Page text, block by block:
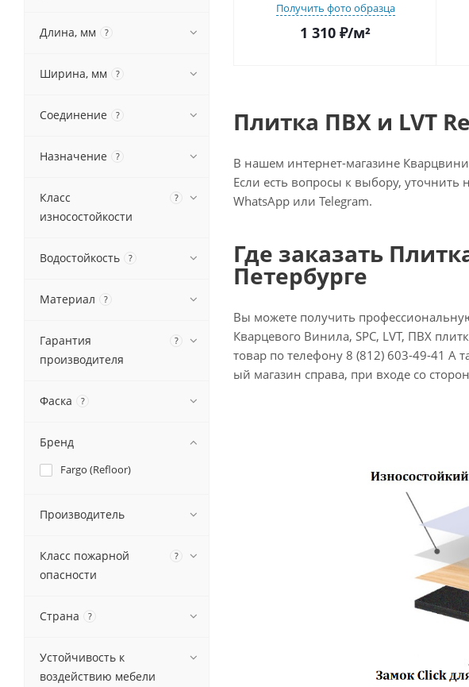
Получить фото образца
1 310 ₽/м²
Плитка ПВХ и LVT
В нашем интернет-магазине
Если есть вопросы к выбору,
WhatsApp или Telegram.
Где заказать
Петербурге
Вы можете получить
Кварцевого Винила, SPC, LVT, ПВХ
товар по телефону 8 (812) 603-49-41 А
ый магазин справа, при входе со
Длина, мм ?
Ширина, мм ?
Соединение ?
Назначение ?
Класс
износостойкости
?
Водостойкость ?
Материал ?
Гарантия
производителя
?
Фаска ?
Бренд
Fargo (Refloor)
Производитель
Класс пожарной
опасности
?
Страна ?
Устойчивость к
воздействию мебели